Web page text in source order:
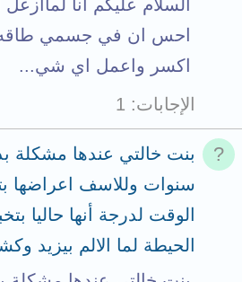
السلام عليكم انا
احس ان في جسمي طاقه
اكسر واعمل اي شي...
الإجابات
1
سنوات وللاسف اعراضها
الوقت لدرجة أنها حاليا
الحيطة لما الالم بيزيد